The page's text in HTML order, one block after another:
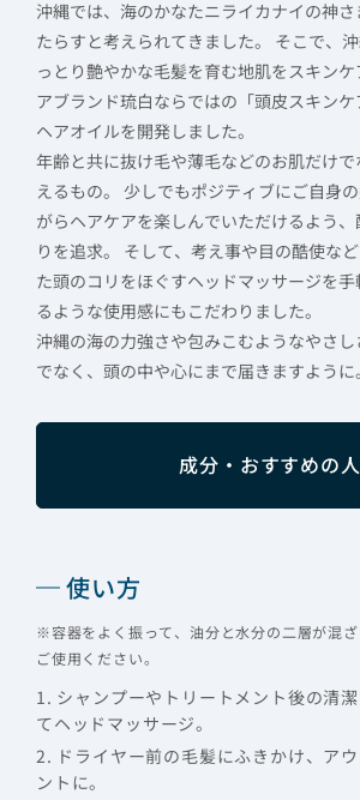
沖縄では、海のかなたニライカナイの神
たらすと考えられてきました。 そこで、
っとり艶やかな毛髪を育む地肌をスキン
アブランド琉白ならではの「頭皮スキン
ヘアオイルを開発しました。
年齢と共に抜け毛や薄毛などのお肌だけ
えるもの。 少しでもポジティブにご自身
がらヘアケアを楽しんでいただけるよう
りを追求。 そして、考え事や目の酷使な
た頭のコリをほぐすヘッドマッサージを
るような使用感にもこだわりました。
沖縄の海の力強さや包みこむようなやさ
でなく、頭の中や心にまで届きますように。
成分・おすすめの人
使い方
※容器をよく振って、油分と水分の二層が混
ご使用ください。
1. シャンプーやトリートメント後の清
てヘッドマッサージ。
2. ドライヤー前の毛髪にふきかけ、ア
ントに。